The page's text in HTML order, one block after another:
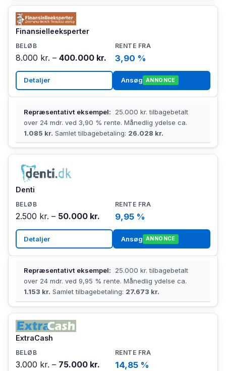
Finansielleeksperter
8.000 kr. – 400.000 kr. 3,90 %
Detaljer Ansøg ANNONCE
Repræsentativt eksempel:
25.000 kr. tilbagebetalt
over 24 mdr. ved 3,90 % rente. Månedlig ydelse ca.
1.085 kr. Samlet tilbagebetaling: 26.028 kr.
Denti
2.500 kr. – 50.000 kr. 9,95 %
Detaljer Ansøg ANNONCE
Repræsentativt eksempel:
25.000 kr. tilbagebetalt
over 24 mdr. ved 9,95 % rente. Månedlig ydelse ca.
1.153 kr. Samlet tilbagebetaling: 27.673 kr.
ExtraCash
3.000 kr. – 75.000 kr. 14,85 %